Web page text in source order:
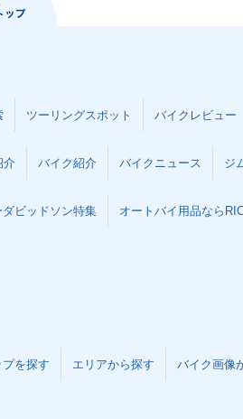
ツーリングスポット バイクレビュー
介 バイク紹介 バイクニュース ジ
ビッドソン特集 オートバイ用品なら
を探す エリアから探す バイク画像